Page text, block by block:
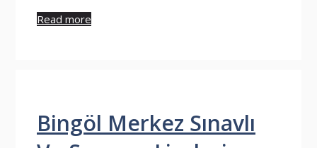
Read more
Bingöl Merkez Sınavlı